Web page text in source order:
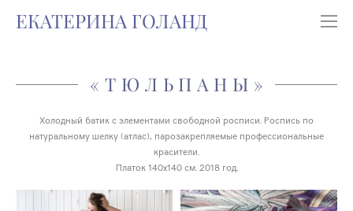
ЕКАТЕРИНА ГОЛАНД
«ТЮЛЬПАНЫ»
Холодный батик с элементами свободной росписи. Роспись по
натуральному шелку (атлас), парозакрепляемые профессиональные
красители.
Платок 140х140 см. 2018 год.